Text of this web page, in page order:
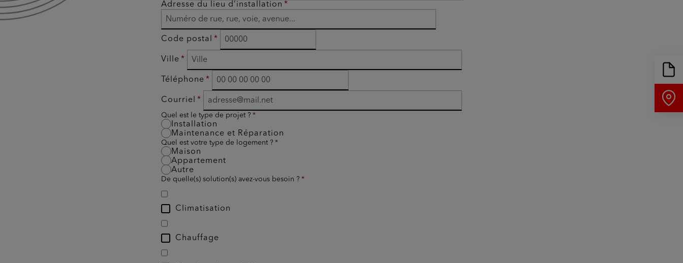
Adresse du lieu d’installation
Code postal
Ville
Téléphone
Courriel
Quel est le type de projet ?
Installation
Maintenance et Réparation
Quel est votre type de logement ?
Maison
Appartement
Autre
De quelle(s) solution(s) avez-vous besoin ?
Climatisation
Chauffage